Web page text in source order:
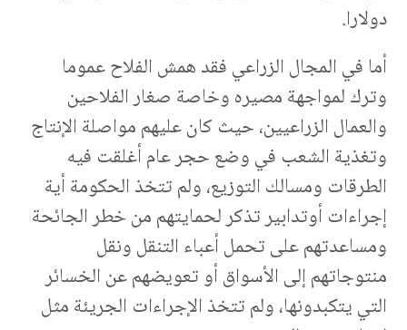
دولارا.
أما في المجال الزراعي فقد همش الفلاح عموما
وترك لمواجهة مصيره وخاصة صغار الفلاحين
والعمال الزراعيين، حيث كان عليهم مواصلة الإنتاج
وتغذية الشعب في وضع حجر عام أغلقت فيه
الطرقات ومسالك التوزيع، ولم تتخذ الحكومة أية
إجراءات أوتدابير تذكر لحمايتهم من خطر الجائحة
ومساعدتهم على تحمل أعباء التنقل ونقل
منتوجاتهم إلى الأسواق أو تعويضهم عن الخسائر
التي يتكبدونها، ولم تتخذ الإجراءات الجريئة مثل